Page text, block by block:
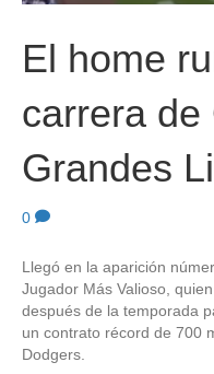
El home
carrera de
Grandes
0
Llegó en la aparición
Jugador Más Valioso,
después de la temporada
un contrato récord de 700
Dodgers.